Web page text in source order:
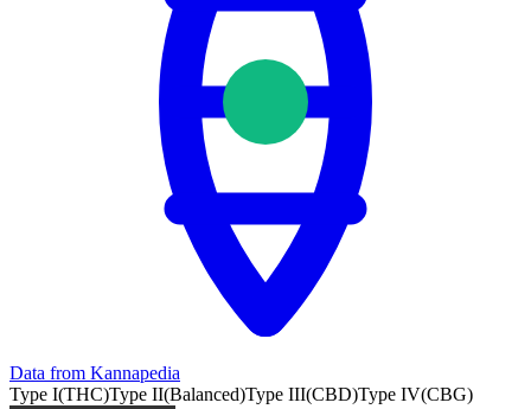
Data from Kannapedia
Type I(THC)Type II(Balanced)Type III(CBD)Type IV(CBG)